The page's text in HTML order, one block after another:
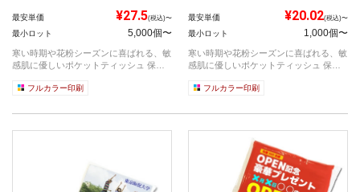
最安単価 ¥27.5(税込)〜
最小ロット 5,000個〜
寒い時期や花粉シーズンに喜ばれる、敏
感肌に優しいポケットティッシュ 保湿
フルカラー印刷
最安単価 ¥20.02(税込)〜
最小ロット 1,000個〜
寒い時期や花粉シーズンに喜ばれる、敏
感肌に優しいポケットティッシュ 保湿
フルカラー印刷